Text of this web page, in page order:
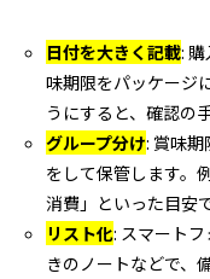
日付を大きく記載:
味期限をパッケージ
うにすると、確認の
グループ分け: 賞味
をして保管します。
消費」といった目安
リスト化: スマート
きのノートなどで、